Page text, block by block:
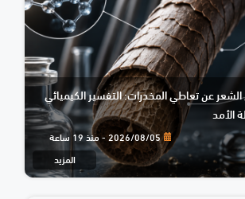
عن تعاطي المخدرات: التفسير الكيميائي
الأمد
2026/08/05 - منذ 19 ساعة
المزيد